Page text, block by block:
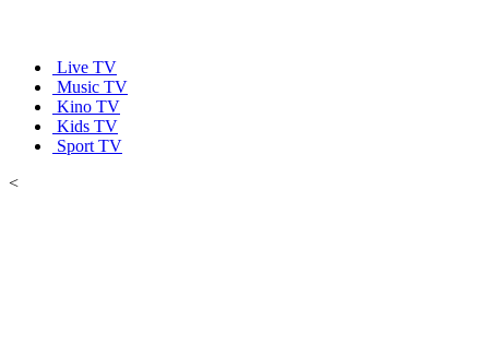
Live TV
Music TV
Kino TV
Kids TV
Sport TV
<